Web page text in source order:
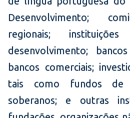
Desenvolvimento;
regionais;
desenvolvimento;
bancos comerciais;
tais como fundos de
soberanos; e outras